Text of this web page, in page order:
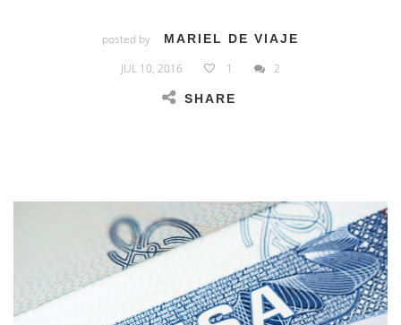
posted by MARIEL DE VIAJE
JUL 10, 2016 1 2
SHARE